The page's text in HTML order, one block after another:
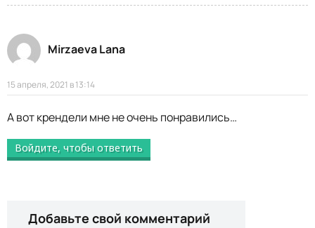
Mirzaeva Lana
15 апреля, 2021 в 13:14
А вот крендели мне не очень понравились…
Войдите, чтобы ответить
Добавьте свой комментарий